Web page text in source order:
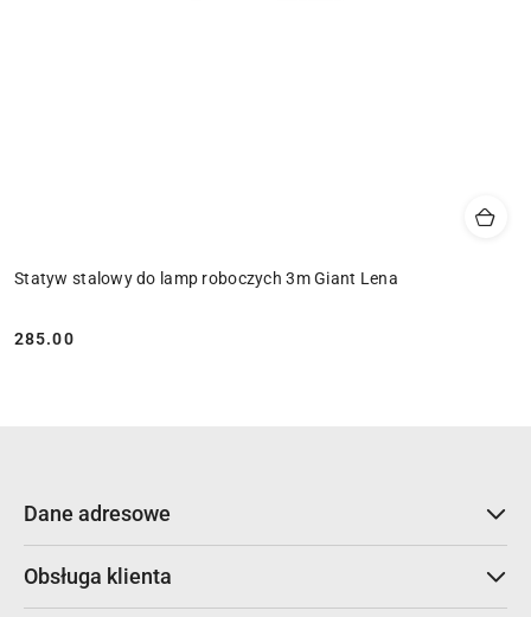
Statyw stalowy do lamp roboczych 3m Giant Lena
Cena:
285.00
Dane adresowe
Obsługa klienta